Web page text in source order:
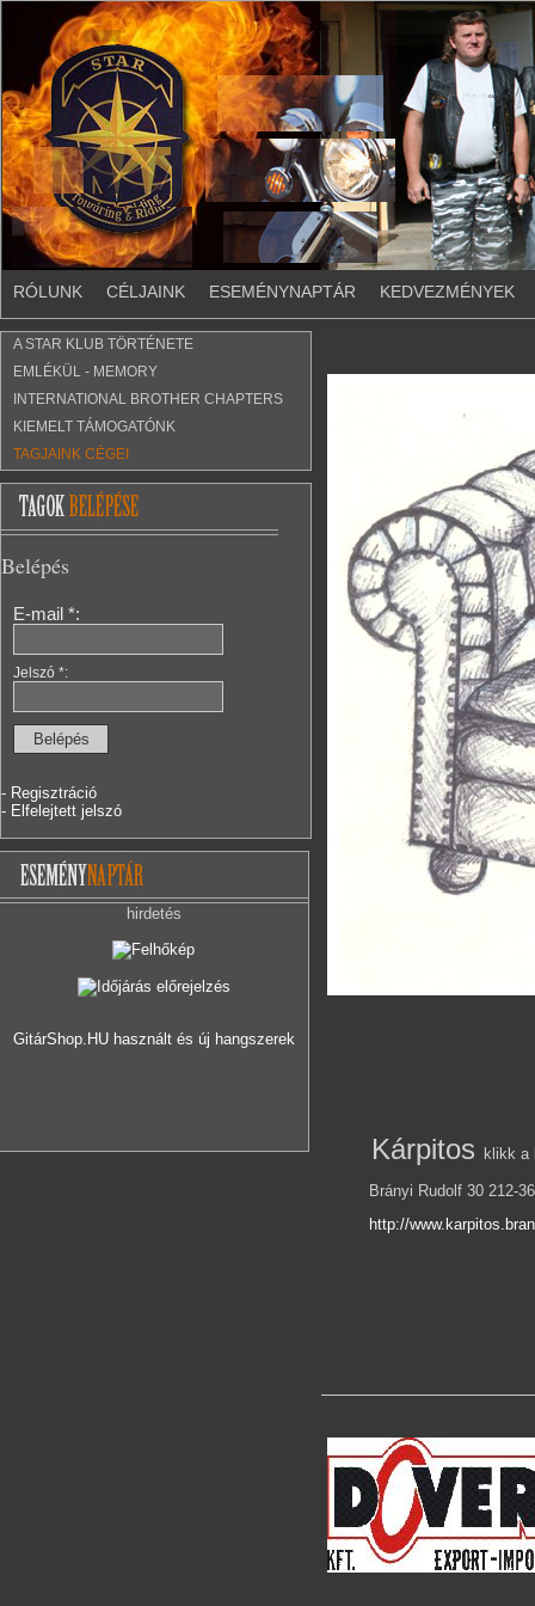
RÓLUNK CÉLJAINK ESEMÉNYNAPTÁR KEDVEZMÉNYEK
A STAR KLUB TÖRTÉNETE
EMLÉKÜL - MEMORY
INTERNATIONAL BROTHER CHAPTERS
KIEMELT TÁMOGATÓNK
TAGJAINK CÉGEI
Belépés
E-mail *:
Jelszó *:
- Regisztráció
- Elfelejtett jelszó
hirdetés
GitárShop.HU használt és új hangszerek
Kárpitos klikk a
Brányi Rudolf 30 212-
http://